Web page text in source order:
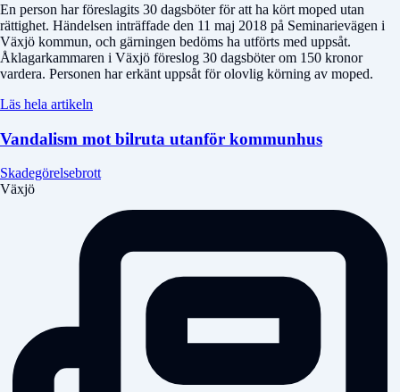
En person har föreslagits 30 dagsböter för att ha kört moped utan
rättighet. Händelsen inträffade den 11 maj 2018 på Seminarievägen i
Växjö kommun, och gärningen bedöms ha utförts med uppsåt.
Åklagarkammaren i Växjö föreslog 30 dagsböter om 150 kronor
vardera. Personen har erkänt uppsåt för olovlig körning av moped.
Läs hela artikeln
Vandalism mot bilruta utanför kommunhus
Skadegörelsebrott
Växjö